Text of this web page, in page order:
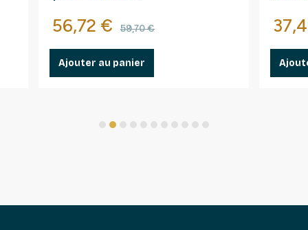
Prix
56,72 € Prix de base
59,70 €
Ajouter au panier
Prix